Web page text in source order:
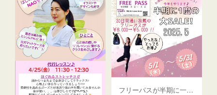
フリーパスが半期に一度の大SALE＼(^o^)／